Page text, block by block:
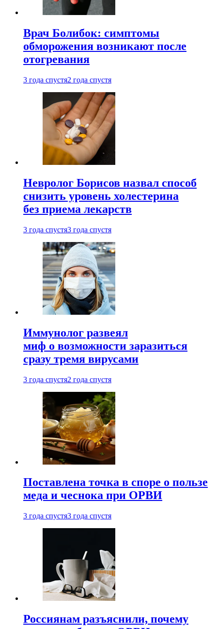
Врач Болибок: симптомы
обморожения возникают после
отогревания
3 года спустя2 года спустя
Невролог Борисов назвал способ
снизить уровень холестерина
без приема лекарств
3 года спустя3 года спустя
Иммунолог развеял
миф о возможности заразиться
сразу тремя вирусами
3 года спустя2 года спустя
Поставлена точка в споре о пользе
меда и чеснока при ОРВИ
3 года спустя3 года спустя
Россиянам разъяснили, почему